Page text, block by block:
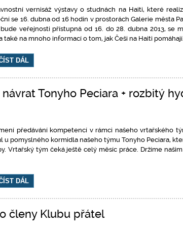
vernisáž výstavy o studnách na Haiti, které
se 16. dubna od 16 hodin v prostorách Galerie města
veřejnosti přístupná od 16. do 28. dubna 2013, se
také na mnoho informací o tom, jak Češi na Haiti pomáhají.
DÁL
Tonyho Peciara + rozbitý
předávání kompetencí v rámci našeho vrtařského
u pomyslného kormidla našeho týmu Tonyho Peciara,
Vrtařský tým čeká ještě celý měsíc práce. Držíme
DÁL
členy Klubu přátel